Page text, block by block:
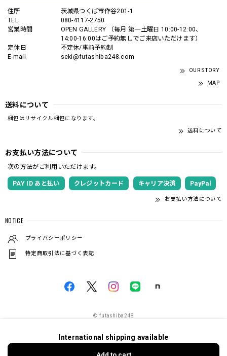
住所
茨城県つくば市作谷201-1
TEL
080-4117-2750
営業時間
OPEN GALLERY （毎月 第一土曜日 10:00-12:00、
14:00-16:00はご予約無しでご来店いただけます）
定休日
不定休/事前予約制
E-mail
seki@futashiba248.com
OUR STORY
MAP
送料について
梱包はリサイクル梱包になります。
送料について
お支払い方法について
次の方法がご利用いただけます。
PAY ID あと払い クレジットカード キャリア決済 PayPal
お支払い方法について
NOTICE
プライバシーポリシー
特定商取引法に基づく表記
© futashiba248
International shipping available
ショップに質問する